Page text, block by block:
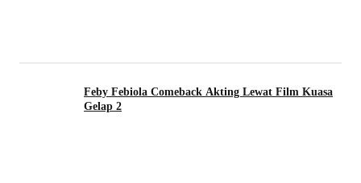
Feby Febiola Comeback Akting Lewat Film Kuasa
Gelap 2